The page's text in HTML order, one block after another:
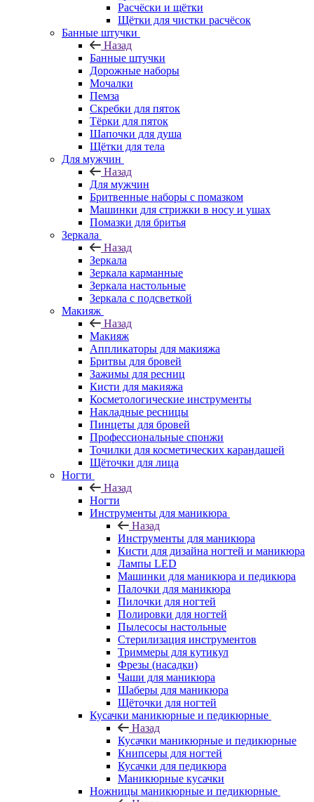
Расчёски и щётки
Щётки для чистки расчёсок
Банные штучки
Назад
Банные штучки
Дорожные наборы
Мочалки
Пемза
Скребки для пяток
Тёрки для пяток
Шапочки для душа
Щётки для тела
Для мужчин
Назад
Для мужчин
Бритвенные наборы с помазком
Машинки для стрижки в носу и ушах
Помазки для бритья
Зеркала
Назад
Зеркала
Зеркала карманные
Зеркала настольные
Зеркала с подсветкой
Макияж
Назад
Макияж
Аппликаторы для макияжа
Бритвы для бровей
Зажимы для ресниц
Кисти для макияжа
Косметологические инструменты
Накладные ресницы
Пинцеты для бровей
Профессиональные спонжи
Точилки для косметических карандашей
Щёточки для лица
Ногти
Назад
Ногти
Инструменты для маникюра
Назад
Инструменты для маникюра
Кисти для дизайна ногтей и маникюра
Лампы LED
Машинки для маникюра и педикюра
Палочки для маникюра
Пилочки для ногтей
Полировки для ногтей
Пылесосы настольные
Стерилизация инструментов
Триммеры для кутикул
Фрезы (насадки)
Чаши для маникюра
Шаберы для маникюра
Щёточки для ногтей
Кусачки маникюрные и педикюрные
Назад
Кусачки маникюрные и педикюрные
Книпсеры для ногтей
Кусачки для педикюра
Маникюрные кусачки
Ножницы маникюрные и педикюрные